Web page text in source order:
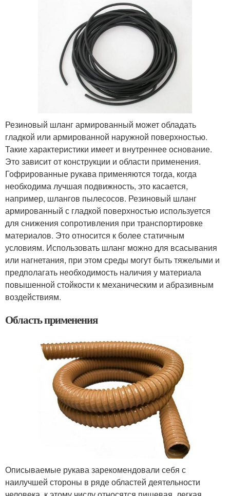
Резиновый шланг армированный может обладать
гладкой или армированной наружной поверхностью.
Такие характеристики имеет и внутреннее основание.
Это зависит от конструкции и области применения.
Гофрированные рукава применяются тогда, когда
необходима лучшая подвижность, это касается,
например, шлангов пылесосов. Резиновый шланг
армированный с гладкой поверхностью используется
для снижения сопротивления при транспортировке
материалов. Это относится к более статичным
условиям. Использовать шланг можно для всасывания
или нагнетания, при этом среды могут быть тяжелыми и
предполагать необходимость наличия у материала
повышенной стойкости к механическим и абразивным
воздействиям.
Область применения
Описываемые рукава зарекомендовали себя с
наилучшей стороны в ряде областей деятельности